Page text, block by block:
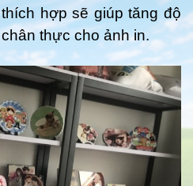
hợp sẽ giúp tăng độ
thực cho ảnh in.